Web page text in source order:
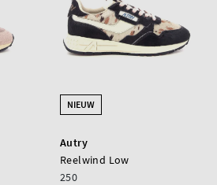
NIEUW
Autry
Reelwind Low
250